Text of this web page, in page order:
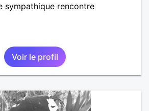
sympathique rencontre
Voir le profil